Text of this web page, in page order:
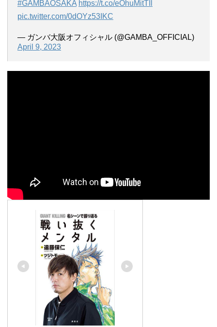
#GAMBAOSAKA https://t.co/eOhuMitTIl
pic.twitter.com/0dOYz53IKC
— ガンバ大阪オフィシャル (@GAMBA_OFFICIAL)
April 9, 2023